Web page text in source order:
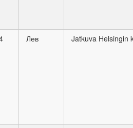
Лев Jatkuva Helsingin